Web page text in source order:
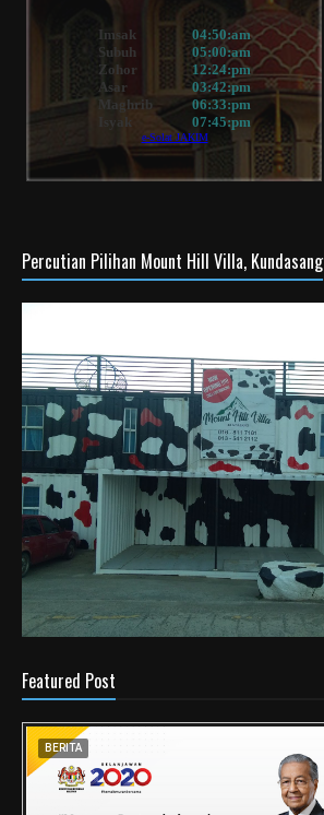
Percutian Pilihan Mount Hill Villa, Kundasang
Featured Post
BERITA